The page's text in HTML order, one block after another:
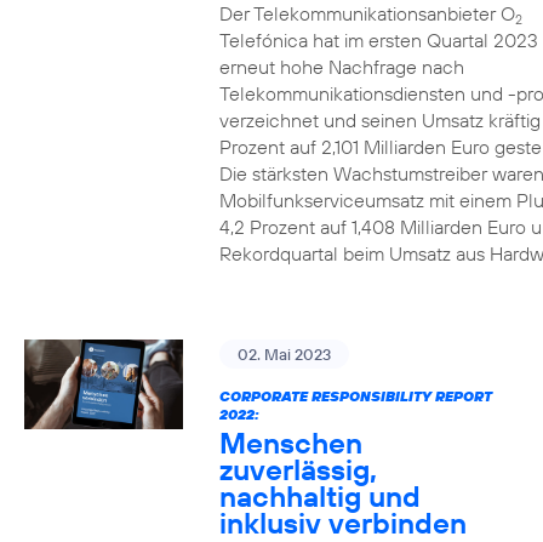
Der Telekommunikationsanbieter O2
Telefónica hat im ersten Quartal 2023
erneut hohe Nachfrage nach
Telekommunikationsdiensten und -
verzeichnet und seinen Umsatz
Prozent auf 2,101 Milliarden Euro
Die stärksten Wachstumstreiber
Mobilfunkserviceumsatz mit einem
4,2 Prozent auf 1,408 Milliarden Euro
Rekordquartal beim Umsatz aus
02. Mai 2023
CORPORATE RESPONSIBILITY REPORT
2022:
Menschen
zuverlässig,
nachhaltig und
inklusiv verbinden